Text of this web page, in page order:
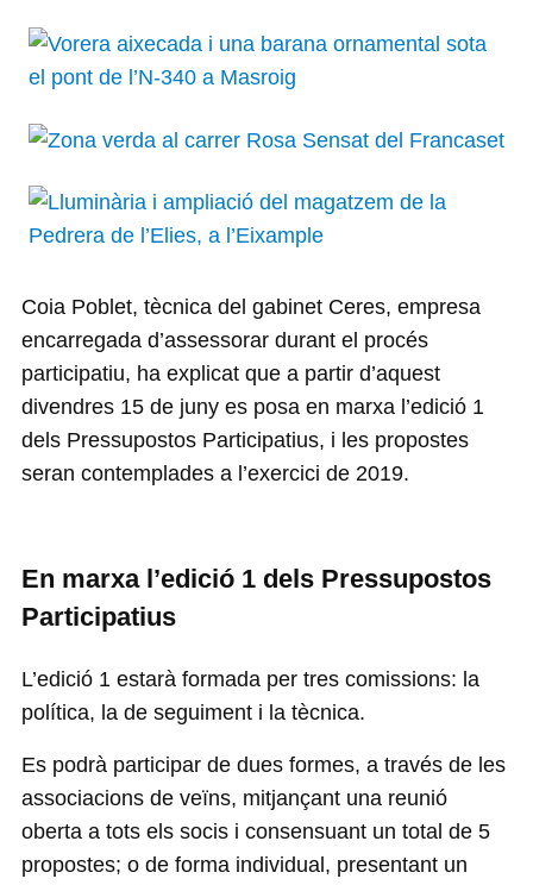
Coia Poblet, tècnica del gabinet Ceres, empresa
encarregada d’assessorar durant el procés
participatiu, ha explicat que a partir d’aquest
divendres 15 de juny es posa en marxa l’edició 1
dels Pressupostos Participatius, i les propostes
seran contemplades a l’exercici de 2019.
En marxa l’edició 1 dels Pressupostos
Participatius
L’edició 1 estarà formada per tres comissions: la
política, la de seguiment i la tècnica.
Es podrà participar de dues formes, a través de les
associacions de veïns, mitjançant una reunió
oberta a tots els socis i consensuant un total de 5
propostes; o de forma individual, presentant un